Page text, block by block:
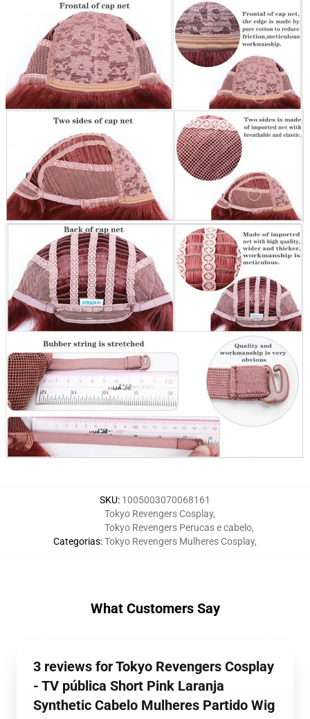
SKU: 1005003070068161
Categorias:
Tokyo Revengers Cosplay,
Tokyo Revengers Perucas e cabelo,
Tokyo Revengers Mulheres Cosplay,
What Customers Say
3 reviews for Tokyo Revengers Cosplay
- TV pública Short Pink Laranja
Synthetic Cabelo Mulheres Partido Wig